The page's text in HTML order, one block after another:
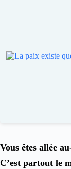
Vous êtes allée
C’est partout le